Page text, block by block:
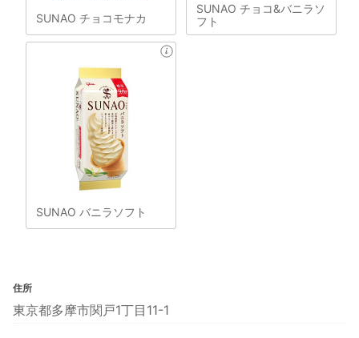
SUNAO チョコモナカ
SUNAO チョコ&バニラソ
フト
SUNAO バニラソフト
住所
東京都多摩市関戸1丁目11-1